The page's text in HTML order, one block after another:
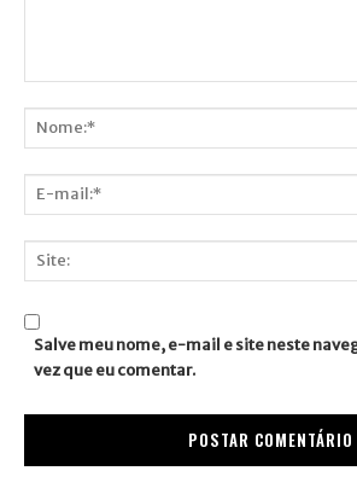
mail:*
Salve meu nome, e-mail e site neste
vez que eu comentar.